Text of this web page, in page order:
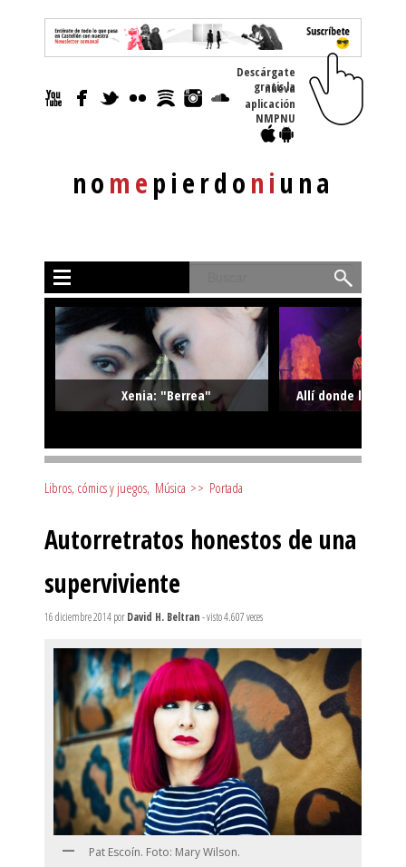
nomepierdoniuna
Descárgate
gratis la nueva
aplicación
NMPNU
Xenia: "Berrea" Allí donde la
Libros, cómics y juegos, Música >> Portada
Autorretratos honestos de una
superviviente
16 diciembre 2014porDavid H. Beltran- visto 4.607 veces
Pat Escoín. Foto: Mary Wilson.